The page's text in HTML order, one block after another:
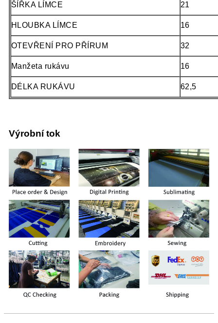
ŠÍŘKA LÍMCE 21
HLOUBKA LÍMCE 16
OTEVŘENÍ PRO PŘÍRUM 32
Manžeta rukávu 16
DÉLKA RUKÁVU 62,5
Výrobní tok